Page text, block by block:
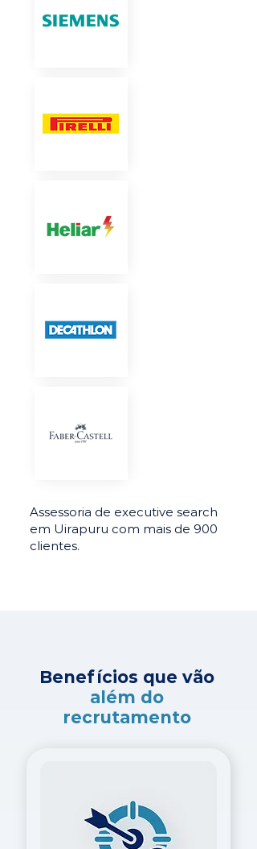
Assessoria de executive search
em Uirapuru com mais de 900
clientes.
Benefícios que vão
além do
recrutamento